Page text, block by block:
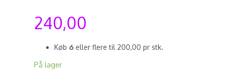
240,00
Køb 6 eller flere til 200,00 pr stk.
På lager